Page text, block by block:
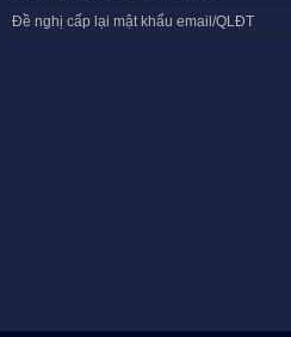
Đề nghị cấp lại mật khẩu email/QLĐT